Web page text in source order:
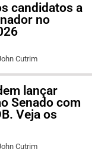
candidatos a
no
Cutrim
lançar
Senado com
Veja os
Cutrim